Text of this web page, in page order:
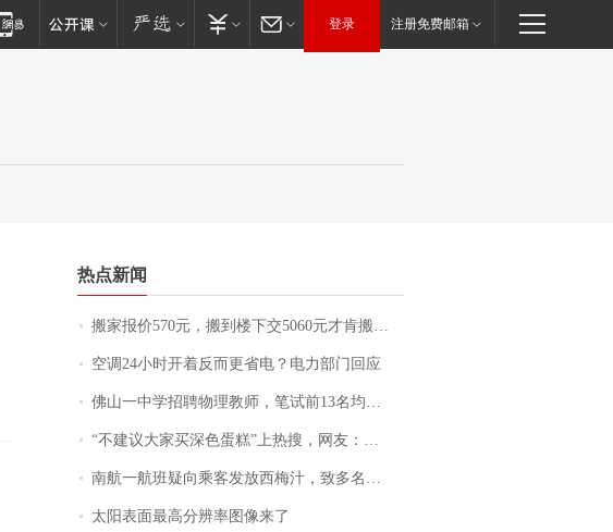
登录 注册免费邮箱
热点新闻
搬家报价570元，搬到楼下交5060元才肯搬上楼！女子傻眼了……
空调24小时开着反而更省电？电力部门回应
佛山一中学招聘物理教师，笔试前13名均遭淘汰？教育局：已叫停招聘，成立调查组全面核查
“不建议大家买深色蛋糕”上热搜，网友：天塌了！
南航一航班疑向乘客发放西梅汁，致多名乘客在飞行途中排队上厕所！乘客：机上100多人只有2个厕所；客服回应：并非每架飞机都会发放西梅汁
太阳表面最高分辨率图像来了